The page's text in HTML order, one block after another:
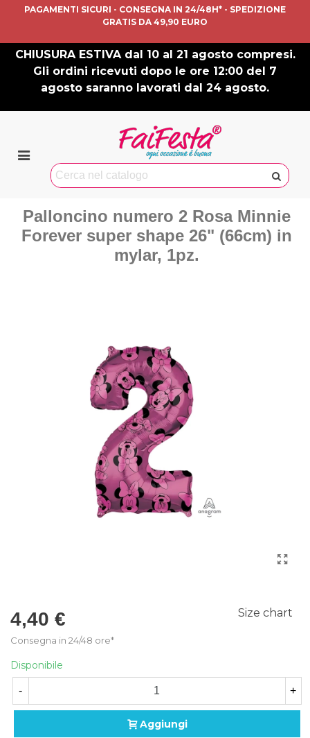
PAGAMENTI SICURI - CONSEGNA IN 24/48H* - SPEDIZIONE
GRATIS DA 49,90 EURO
CHIUSURA ESTIVA dal 10 al 21 agosto compresi.
Gli ordini ricevuti dopo le ore 12:00 del 7
agosto saranno lavorati dal 24 agosto.
Palloncino numero 2 Rosa Minnie
Forever super shape 26" (66cm) in
mylar, 1pz.
4,40 €
Consegna in 24/48 ore*
Size chart
Disponibile
- +
Aggiungi